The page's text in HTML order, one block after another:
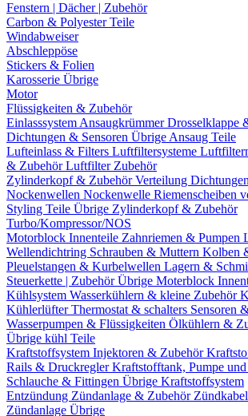
Fenstern | Dächer | Zubehör
Carbon & Polyester Teile
Windabweiser
Abschleppöse
Stickers & Folien
Karosserie Übrige
Motor
Flüssigkeiten & Zubehör
Einlasssystem AnsaugkrümmerDrosselklappe
Dichtungen & Sensoren Übrige Ansaug Teile
Lufteinlass & Filters Luftfiltersysteme
& ZubehörLuftfilter Zubehör
Zylinderkopf & ZubehörVerteilung
Nockenwellen Nockenwelle Riemenscheiben
Styling Teile Übrige Zylinderkopf & Zubehör
Turbo/Kompressor/NOS
Motorblock Innenteile Zahnriemen & Pumpen
Wellendichtring Schrauben & Muttern Kolben
Pleuelstangen & Kurbelwellen Lagern &
Steuerkette | ZubehörÜbrige Moterblock
Kühlsystem Wasserkühlern & kleine Zubehör
KühlerlüfterThermostat & schalters Sensoren
Wasserpumpen & Flüssigkeiten Ölkühlern &
Übrige kühl Teile
Kraftstoffsystem Injektoren & Zubehör
Rails & DruckreglerKraftstofftank, Pumpe
Schlauche & Fittingen Übrige Kraftstoffsystem
Entzündung Zündanlage & Zubehör
Zündanlage Übrige